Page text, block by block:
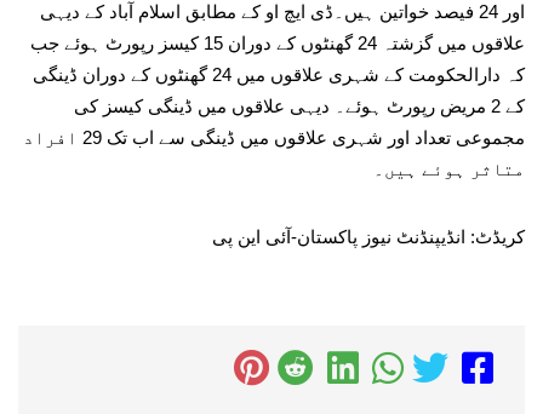
اور 24 فیصد خواتین ہیں۔ڈی ایچ او کے مطابق اسلام آباد کے دیہی
علاقوں میں گزشتہ 24 گھنٹوں کے دوران 15 کیسز رپورٹ ہوئے جب
کہ دارالحکومت کے شہری علاقوں میں 24 گھنٹوں کے دوران ڈینگی
کے 2 مریض رپورٹ ہوئے۔ دیہی علاقوں میں ڈینگی کیسز کی
مجموعی تعداد اور شہری علاقوں میں ڈینگی سے اب تک 29 افراد
متاثر ہوئے ہیں۔
کریڈٹ: انڈیپنڈنٹ نیوز پاکستان-آئی این پی